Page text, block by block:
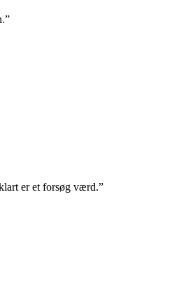
er et forsøg værd.”